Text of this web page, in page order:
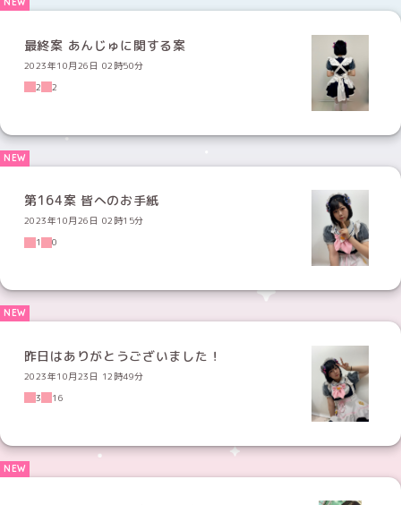
最終案 あんじゅに関する案
2023年10月26日 02時50分
2
2
第164案 皆へのお手紙
2023年10月26日 02時15分
1
0
昨日はありがとうございました！
2023年10月23日 12時49分
3
16